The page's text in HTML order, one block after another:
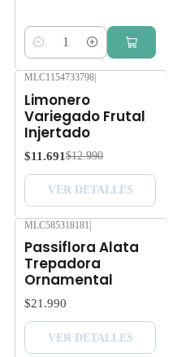
Cantidad
Agotado
MLC1154733798
Limonero
Variegado Frutal
Injertado
$11.691 $12.990
VER DETALLES
MLC585318181 |
Passiflora Alata
Trepadora
Ornamental
$21.990
VER DETALLES